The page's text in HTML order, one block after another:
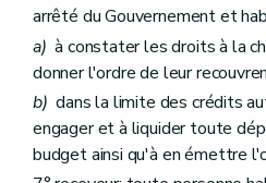
Art.45/1
Art.45/2
Art.45/3
TitreV
Dispositions relatives
Chapitre I
Le
Art. 46
Art. 47
Chapitre II Le contrôle
Art. 48
arrêté du Gouvernement et
a) à constater les droits à la
donner l'ordre de leur
b) dans la limite des crédits
engager et à liquider toute
budget ainsi qu'à en émettre